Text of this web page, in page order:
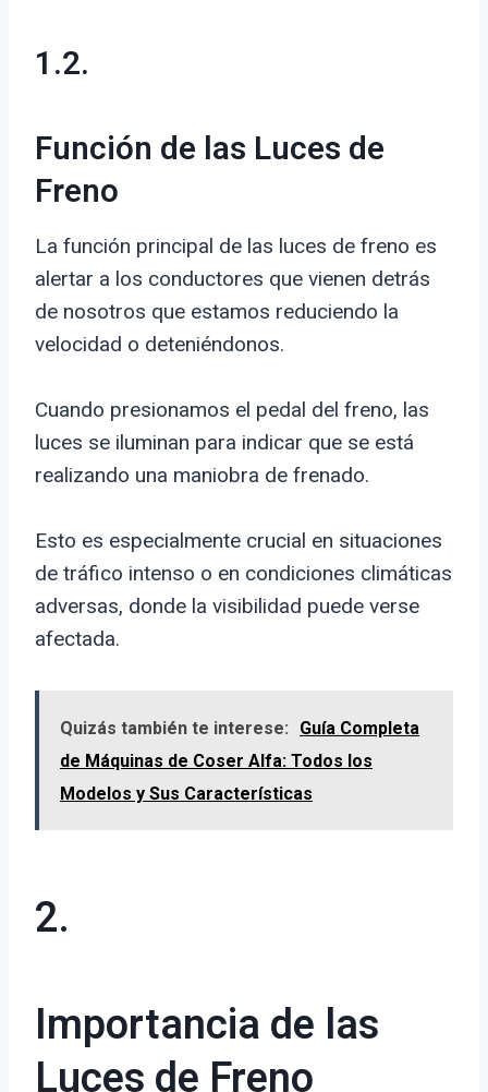
1.2.
Función de las Luces de
Freno
La función principal de las luces de freno es
alertar a los conductores que vienen detrás
de nosotros que estamos reduciendo la
velocidad o deteniéndonos.
Cuando presionamos el pedal del freno, las
luces se iluminan para indicar que se está
realizando una maniobra de frenado.
Esto es especialmente crucial en situaciones
de tráfico intenso o en condiciones climáticas
adversas, donde la visibilidad puede verse
afectada.
Quizás también te interese:
Guía Completa
de Máquinas de Coser Alfa: Todos los
Modelos y Sus Características
2.
Importancia de las
Luces de Freno